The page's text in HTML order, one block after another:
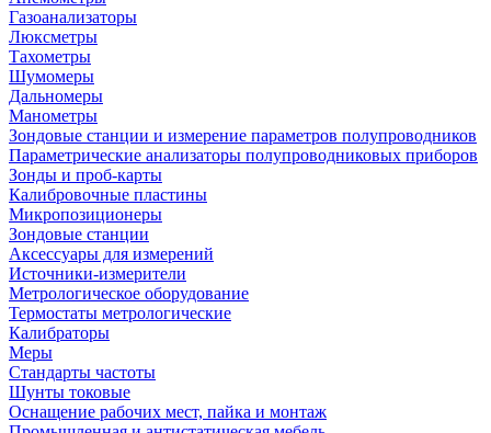
Газоанализаторы
Люксметры
Тахометры
Шумомеры
Дальномеры
Манометры
Зондовые станции и измерение параметров полупроводников
Параметрические анализаторы полупроводниковых приборов
Зонды и проб-карты
Калибровочные пластины
Микропозиционеры
Зондовые станции
Аксессуары для измерений
Источники-измерители
Метрологическое оборудование
Термостаты метрологические
Калибраторы
Меры
Стандарты частоты
Шунты токовые
Оснащение рабочих мест, пайка и монтаж